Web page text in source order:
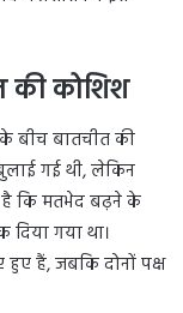
की कोशिश
बीच बातचीत की
गई थी, लेकिन
है कि मतभेद बढ़ने के
गया था।
हैं, जबकि दोनों पक्ष